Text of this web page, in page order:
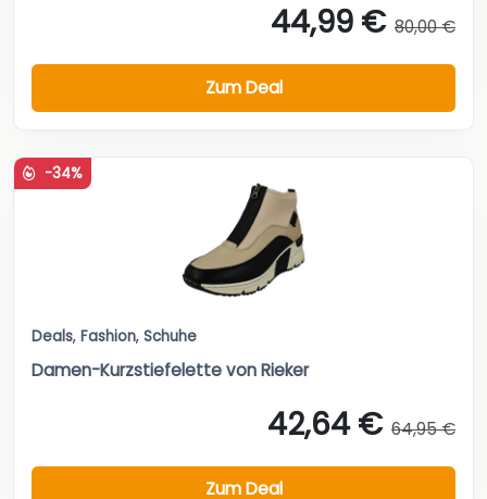
44,99 € 80,00 €
Zum Deal
-34%
Deals, Fashion, Schuhe
Damen-Kurzstiefelette von Rieker
42,64 € 64,95 €
Zum Deal